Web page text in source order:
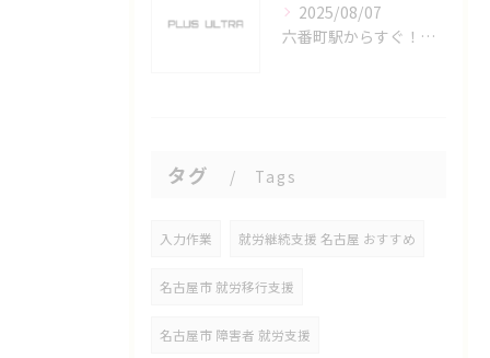
2025/08/07
六番町駅からすぐ！名古屋のeスポーツ施設で快適なプレイ環境を確保
タグ Tags
入力作業 就労継続支援 名古屋 おすすめ
名古屋市 就労移行支援
名古屋市 障害者 就労支援